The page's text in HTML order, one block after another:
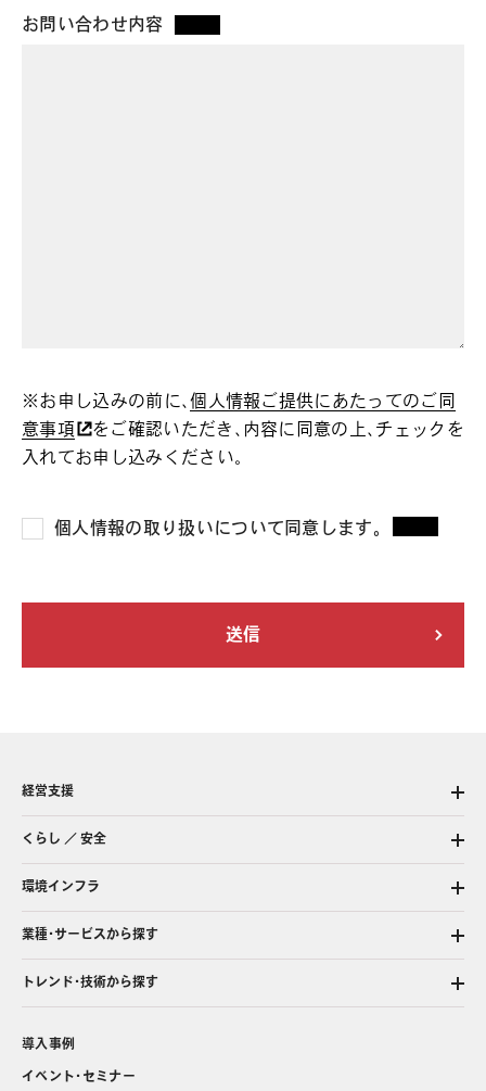
お問い合わせ内容
※お申し込みの前に、個人情報ご提供にあたってのご同
意事項
をご確認いただき、内容に同意の上、チェックを
入れてお申し込みください。
個人情報の取り扱いについて同意します。
経営支援
くらし ／ 安全
環境インフラ
業種・サービスから探す
トレンド・技術から探す
導入事例
イベント・セミナー